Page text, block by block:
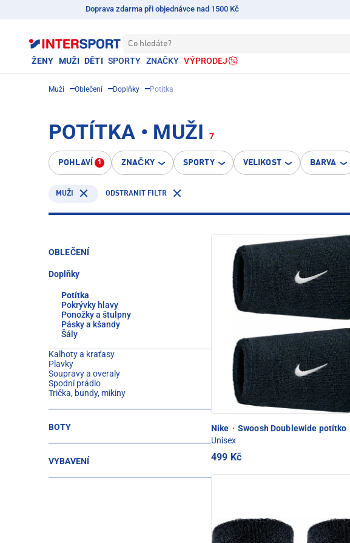
Doprava zdarma při objednávce nad 1500 Kč
Co hledáte?
ŽENY MUŽI DĚTI SPORTY ZNAČKY VÝPRODEJ
Muži Oblečení Doplňky Potítka
POTÍTKA • MUŽI 7
POHLAVÍ 1 ZNAČKY SPORTY VELIKOST BARVA
MUŽI ODSTRANIT FILTR
OBLEČENÍ
Doplňky
Potítka
Pokrývky hlavy
Ponožky a štulpny
Pásky a kšandy
Šály
Kalhoty a kraťasy
Plavky
Soupravy a overaly
Spodní prádlo
Trička, bundy, mikiny
BOTY
VYBAVENÍ
Nike · Swoosh Doublewide potítko
Unisex
499 Kč